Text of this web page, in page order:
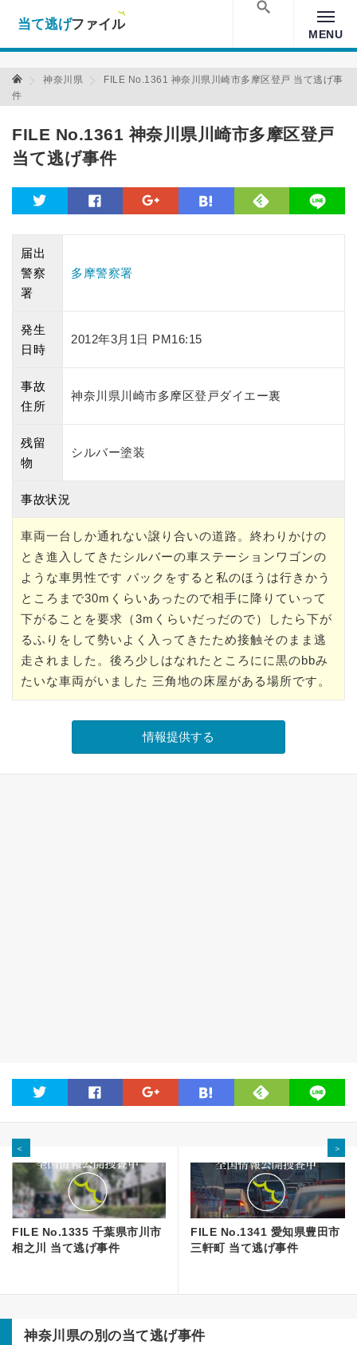
Warning: Undefined array key "amp" in
/home/xs157036/moon-
cross.com/public_html/wp/wp-content/themes/crossmastery-
MENU
当て逃げファイル 当て逃げファイル
神奈川県
FILE No.1361 神奈川県川崎市多摩区登戸 当て逃げ事
件
FILE No.1361 神奈川県川崎市多摩区登戸
当て逃げ事件
facebook line
届出
警察
署
多摩警察署
発生
日時
2012年3月1日 PM16:15
事故
住所
神奈川県川崎市多摩区登戸ダイエー裏
残留
物
シルバー塗装
事故状況
車両一台しか通れない譲り合いの道路。終わりかけの
とき進入してきたシルバーの車ステーションワゴンの
ような車男性です バックをすると私のほうは行きかう
ところまで30mくらいあったので相手に降りていって
下がることを要求（3mくらいだっだので）したら下が
るふりをして勢いよく入ってきたため接触そのまま逃
走されました。後ろ少しはなれたところにに黒のbbみ
たいな車両がいました 三角地の床屋がある場所です。
facebook line
＜
FILE No.1335 千葉県市川市
相之川 当て逃げ事件
＞
FILE No.1341 愛知県豊田市
三軒町 当て逃げ事件
神奈川県の別の当て逃げ事件